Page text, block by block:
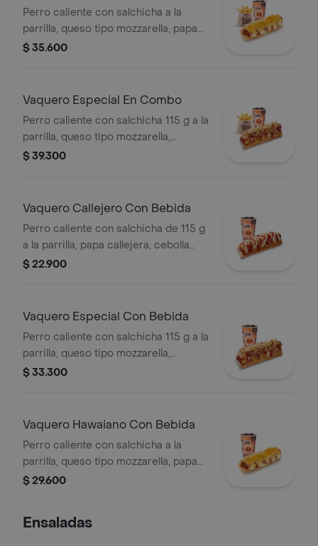
Perro caliente con salchicha a la
parrilla, queso tipo mozzarella, papa
callejera, piña y salsas en pan perro +
$ 35.600
Vaquero Especial En Combo
Perro caliente con salchicha 115 g a la
parrilla, queso tipo mozzarella,
tocineta picada, papa callejera,
papas medianas (Corral o en cascos)
+ bebida PET
$ 39.300
Vaquero Callejero Con Bebida
Perro caliente con salchicha de 115 g
a la parrilla, papa callejera, cebolla
picada, salsa blanca, salsa de tomate
$ 22.900
Vaquero Especial Con Bebida
Perro caliente con salchicha 115 g a la
parrilla, queso tipo mozzarella,
tocineta picada, papa callejera,
bebida PET
$ 33.300
Vaquero Hawaiano Con Bebida
Perro caliente con salchicha a la
parrilla, queso tipo mozzarella, papa
callejera, piña, salsa blanca y salsa de
$ 29.600
Ensaladas